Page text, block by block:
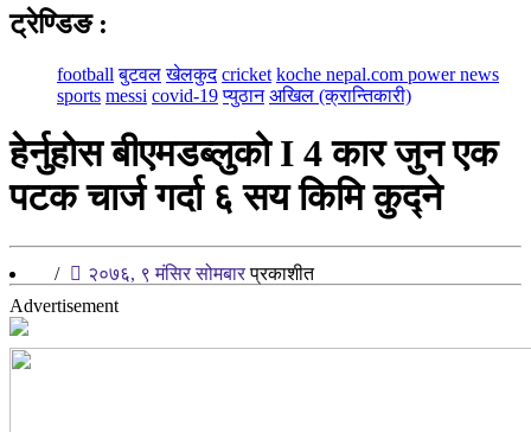
ट्रेण्डिङ :
football बुटवल खेलकुद cricket koche nepal.com power news
sports messi covid-19 प्युठान अखिल (क्रान्तिकारी)
हेर्नुहोस बीएमडब्लुको I 4 कार जुन एक
पटक चार्ज गर्दा ६ सय किमि कुद्ने
/ २०७६, ९ मंसिर सोमबारप्रकाशीत
Advertisement